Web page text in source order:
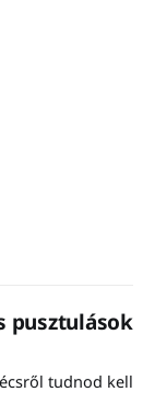
pusztulások
tudnod kell